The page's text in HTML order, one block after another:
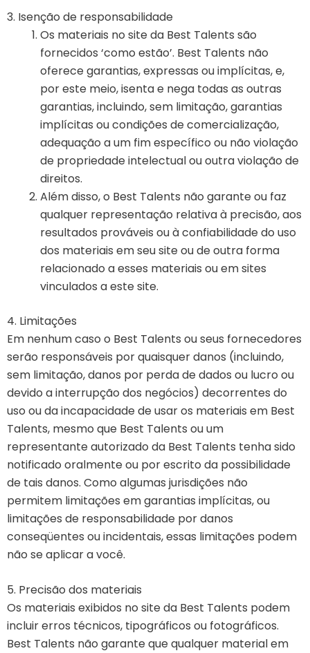
3. Isenção de responsabilidade
Os materiais no site da Best Talents são
fornecidos ‘como estão’. Best Talents não
oferece garantias, expressas ou implícitas, e,
por este meio, isenta e nega todas as outras
garantias, incluindo, sem limitação, garantias
implícitas ou condições de comercialização,
adequação a um fim específico ou não violação
de propriedade intelectual ou outra violação de
direitos.
Além disso, o Best Talents não garante ou faz
qualquer representação relativa à precisão, aos
resultados prováveis ​​ou à confiabilidade do uso
dos materiais em seu site ou de outra forma
relacionado a esses materiais ou em sites
vinculados a este site.
4. Limitações
Em nenhum caso o Best Talents ou seus fornecedores
serão responsáveis ​​por quaisquer danos (incluindo,
sem limitação, danos por perda de dados ou lucro ou
devido a interrupção dos negócios) decorrentes do
uso ou da incapacidade de usar os materiais em Best
Talents, mesmo que Best Talents ou um
representante autorizado da Best Talents tenha sido
notificado oralmente ou por escrito da possibilidade
de tais danos. Como algumas jurisdições não
permitem limitações em garantias implícitas, ou
limitações de responsabilidade por danos
conseqüentes ou incidentais, essas limitações podem
não se aplicar a você.
5. Precisão dos materiais
Os materiais exibidos no site da Best Talents podem
incluir erros técnicos, tipográficos ou fotográficos.
Best Talents não garante que qualquer material em